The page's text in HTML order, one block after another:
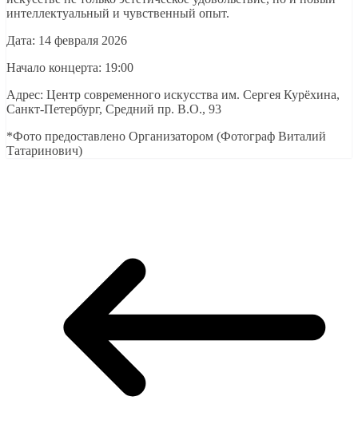
интеллектуальный и чувственный опыт.
Дата: 14 февраля 2026
Начало концерта: 19:00
Адрес: Центр современного искусства им. Сергея Курёхина,
Санкт-Петербург, Средний пр. В.О., 93
*Фото предоставлено Организатором (Фотограф Виталий
Татаринович)